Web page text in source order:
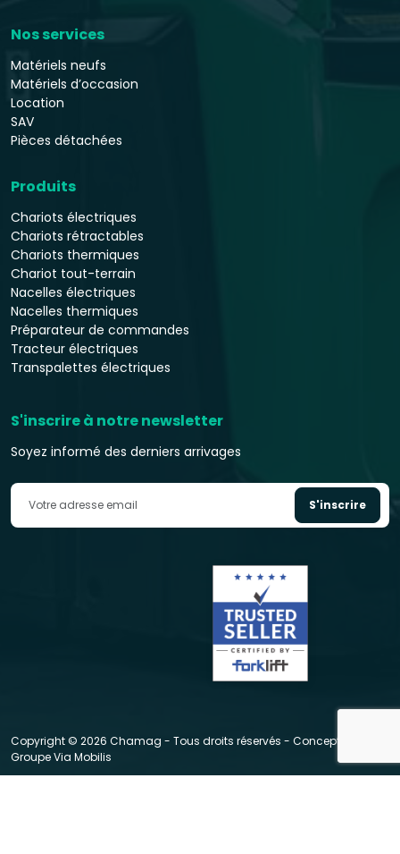
Nos services
Matériels neufs
Matériels d’occasion
Location
SAV
Pièces détachées
Produits
Chariots électriques
Chariots rétractables
Chariots thermiques
Chariot tout-terrain
Nacelles électriques
Nacelles thermiques
Préparateur de commandes
Tracteur électriques
Transpalettes électriques
S'inscrire à notre newsletter
Soyez informé des derniers arrivages
S'inscrire
Copyright © 2026 Chamag - Tous droits réservés - Conception :
Groupe Via Mobilis